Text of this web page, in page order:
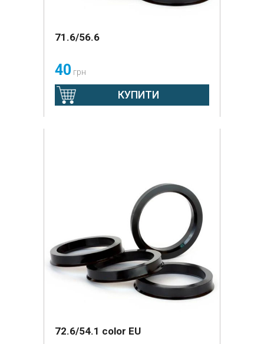
71.6/56.6
40 грн
КУПИТИ
72.6/54.1 color EU